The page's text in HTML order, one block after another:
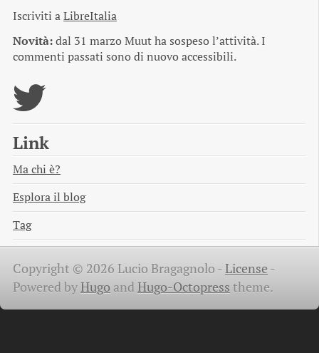
Iscriviti aLibreItalia
Novità:dal 31 marzo Muut ha sospeso l’attività. I
commenti passati sono di nuovo accessibili.
Link
Ma chi è?
Esplora il blog
Tag
Copyright © 2026 Lucio Bragagnolo -License -
Powered byHugo and Hugo-Octopress theme.